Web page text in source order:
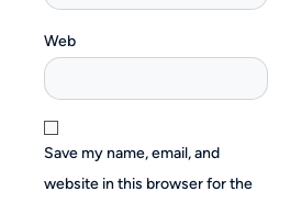
Web
Save my name, email, and
website in this browser for the